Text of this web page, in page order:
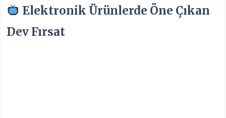
Elektronik Ürünlerde Öne Çıkan
Dev Fırsat